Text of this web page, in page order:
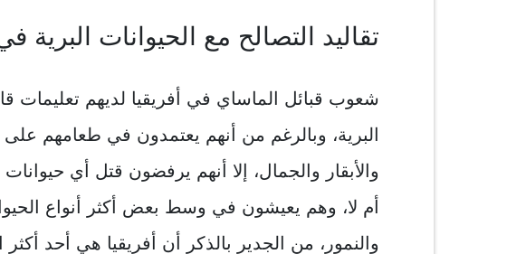
تقاليد التصالح مع الحيوانات البرية
شعوب قبائل الماساي في أفريقيا لديهم تعليمات
البرية، وبالرغم من أنهم يعتمدون في طعامهم على
والأبقار والجمال، إلا أنهم يرفضون قتل أي
أم لا، وهم يعيشون في وسط بعض أكثر أنواع
والنمور، من الجدير بالذكر أن أفريقيا هي أحد